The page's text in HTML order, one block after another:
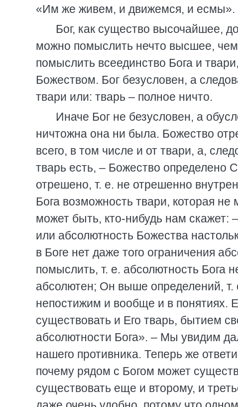
«Им же живем, и движемся, и есмы».
Бог, как существо высочайшее,
можно помыслить нечто высшее,
помыслить всеединство Бога и
Божеством. Бог безусловен, а
твари или: тварь – полное ничто.
Иначе Бог не безусловен, а
ничтожна она ни была. Божество
всего, в том числе и от твари, а,
тварь есть, – Божество определено
отрешено, т. е. не отрешенно
Бога возможность твари, которая
может быть, кто-нибудь нам скажет:
или абсолютность Божества
в Боге нет даже того ограничения
помыслить, т. е. абсолютность Бога
абсолютен; Он выше определений, т.
непостижим и вообще и в понятиях.
существовать и Его тварь, бытием
абсолютности Бога». – Мы увидим
нашего противника. Теперь же
почему рядом с Богом может
существовать еще и второму, и